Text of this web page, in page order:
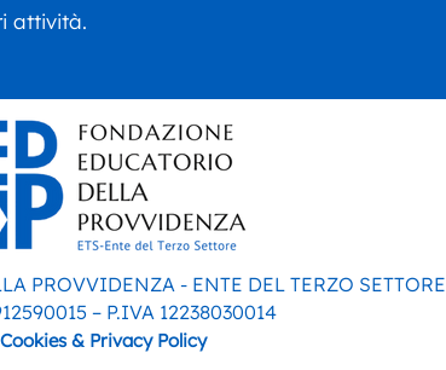
attività.
PROVVIDENZA - ENTE DEL TERZO SETTORE
– P.IVA 12238030014
Cookies & Privacy Policy